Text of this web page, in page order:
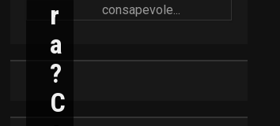
consapevole...
R
A
?
C